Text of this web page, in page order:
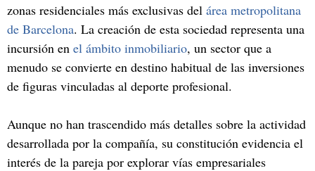
zonas residenciales más exclusivas del área metropolitana
de Barcelona. La creación de esta sociedad representa una
incursión en el ámbito inmobiliario, un sector que a
menudo se convierte en destino habitual de las inversiones
de figuras vinculadas al deporte profesional.
Aunque no han trascendido más detalles sobre la actividad
desarrollada por la compañía, su constitución evidencia el
interés de la pareja por explorar vías empresariales